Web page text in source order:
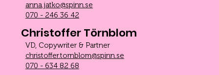
anna.jatko@spinn.se
070 - 246 36 42
Christoffer Törnblom
VD, Copywriter & Partner
christoffer.tornblom@spinn.se
070 - 634 82 68